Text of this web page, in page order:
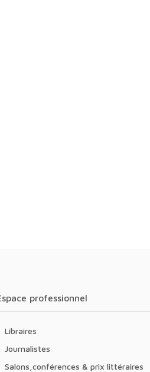
Espace professionnel
Libraires
Journalistes
Salons,conférences & prix littéraires